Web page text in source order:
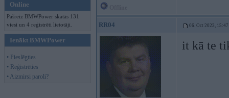
Online
Pašreiz BMWPower skatās 131
viesi un 4 reģistrēti lietotāji.
Ienākt BMWPower
• Pieslēgties
• Reģistrēties
• Aizmirsi paroli?
RR04 06. Oct 2023, 15:47
it kā te